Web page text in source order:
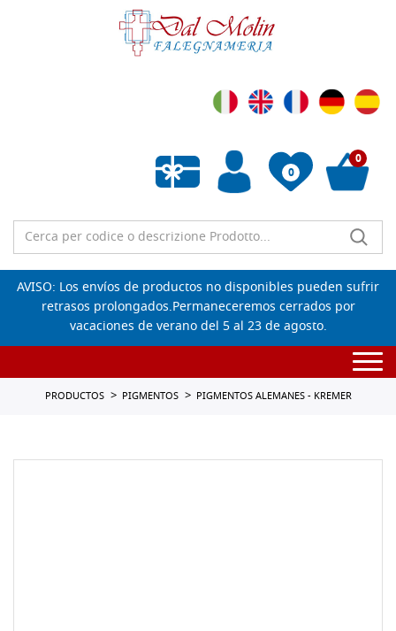
0
Lista de deseos vacía
0
AVISO: Los envíos de productos no disponibles pueden sufrir
retrasos prolongados.Permaneceremos cerrados por
vacaciones de verano del 5 al 23 de agosto.
PRODUCTOS PIGMENTOS PIGMENTOS ALEMANES - KREMER